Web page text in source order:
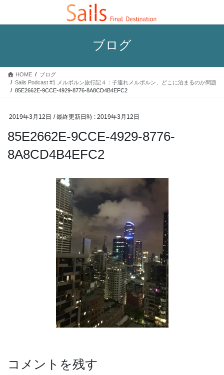
テ
ス
ゲ
ン
ブログ
HOME
ブログ
Sails Podcast #1 メルボルン旅行記４：子連れメルボルン、どこに泊まるのか問題
85E2662E-9CCE-4929-8776-8A8CD4B4EFC2
2019年3月12日 / 最終更新日時 : 2019年3月12日
85E2662E-9CCE-4929-8776-
8A8CD4B4EFC2
コメントを残す